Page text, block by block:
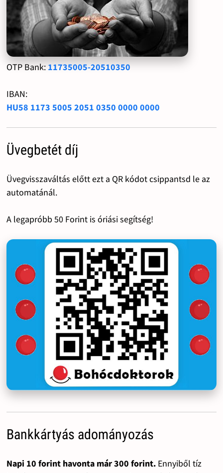
OTP Bank: 11735005-20510350
IBAN:
HU58 1173 5005 2051 0350 0000 0000
Üvegbetét díj
Üvegvisszaváltás előtt ezt a QR kódot csippantsd le az
automatánál.
A legapróbb 50 Forint is óriási segítség!
Bankkártyás adományozás
Napi 10 forint havonta már 300 forint.Ennyiből tíz